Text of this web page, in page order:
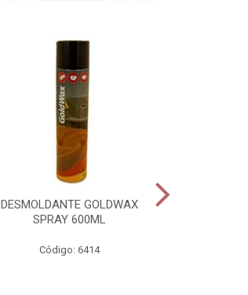
DESMOLDANTE GOLDWAX
SPRAY 600ML
Código: 6414